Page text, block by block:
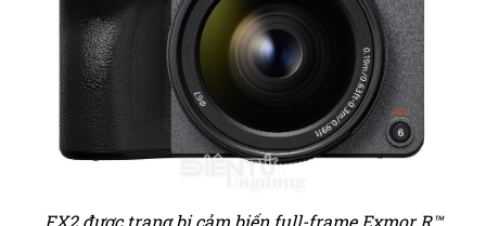
FX2 được trang bị cảm biến full-frame Exmor R™